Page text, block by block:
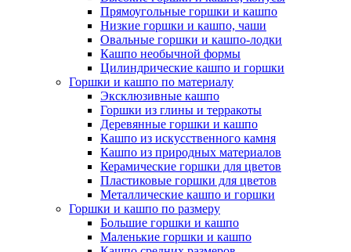
Прямоугольные горшки и кашпо
Низкие горшки и кашпо, чаши
Овальные горшки и кашпо-лодки
Кашпо необычной формы
Цилиндрические кашпо и горшки
Горшки и кашпо по материалу
Эксклюзивные кашпо
Горшки из глины и терракоты
Деревянные горшки и кашпо
Кашпо из искусственного камня
Кашпо из природных материалов
Керамические горшки для цветов
Пластиковые горшки для цветов
Металлические кашпо и горшки
Горшки и кашпо по размеру
Большие горшки и кашпо
Маленькие горшки и кашпо